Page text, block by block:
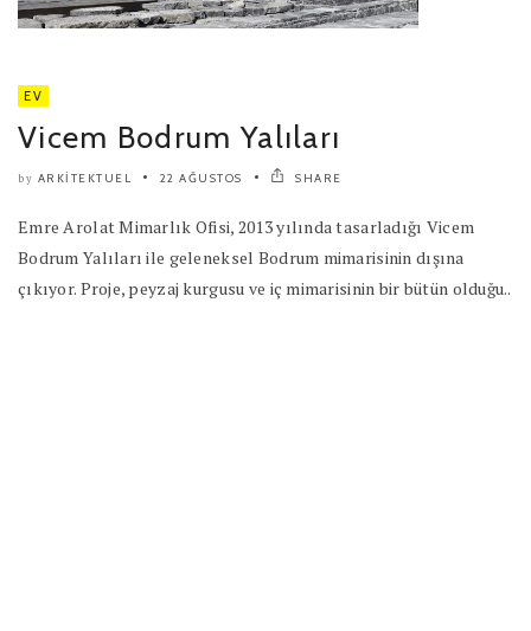
EV
Vicem Bodrum Yalıları
by ARKITEKTUEL 22 AĞUSTOS SHARE
Emre Arolat Mimarlık Ofisi, 2013 yılında tasarladığı Vicem
Bodrum Yalıları ile geleneksel Bodrum mimarisinin dışına
çıkıyor. Proje, peyzaj kurgusu ve iç mimarisinin bir bütün olduğu..